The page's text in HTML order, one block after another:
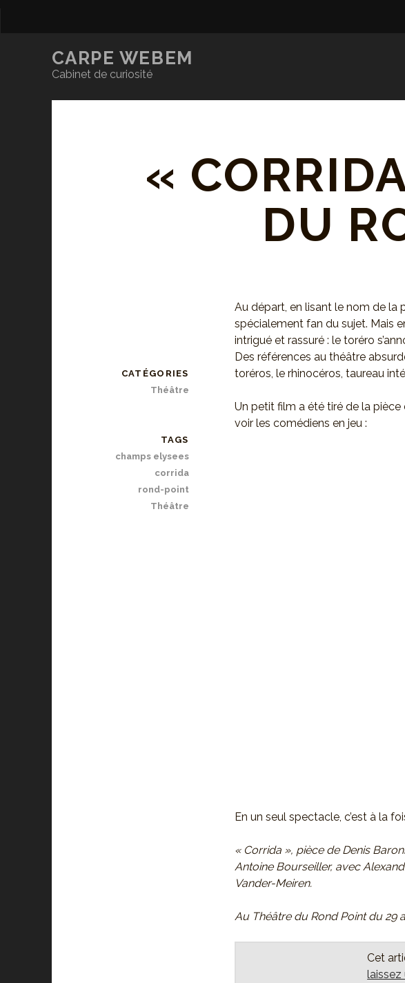
CARPE WEBEM
Cabinet de curiosité
«
DU
Au départ, en lisant le nom de la
spécialement fan du sujet. Mais
intrigué et rassuré : le toréro
Des références au théâtre
toréros, le rhinocéros, taureau
Un petit film a été tiré de la pièce
voir les comédiens en jeu :
En un seul spectacle, c’est à la
« Corrida », pièce de Denis
Antoine Bourseiller, avec
Vander-Meiren.
Au Théâtre du Rond Point du 29
Cet
CATÉGORIES
Théâtre
TAGS
champs elysees
corrida
rond-point
Théâtre